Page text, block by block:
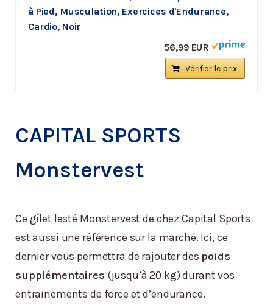
à Pied, Musculation, Exercices d'Endurance,
Cardio, Noir
56,99 EUR
Vérifier le prix
CAPITAL SPORTS
Monstervest
Ce gilet lesté Monstervest de chez Capital Sports
est aussi une référence sur la marché. Ici, ce
dernier vous permettra de rajouter des poids
supplémentaires (jusqu’à 20 kg) durant vos
entrainements de force et d’endurance.